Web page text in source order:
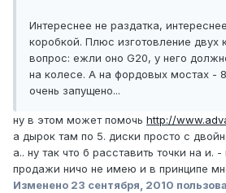
Интереснее не раздатка,
коробкой. Плюс изготовление двух
вопрос: ежли оно G20, у него
на колесе. А на фордовых мостах -
очень запущено...
ну в этом может помочь http://
а дырок там по 5. диски просто с
а.. ну так что б расставить точки на и.
продажи ничо не имею и в принципе
Изменено 23 сентября, 2010